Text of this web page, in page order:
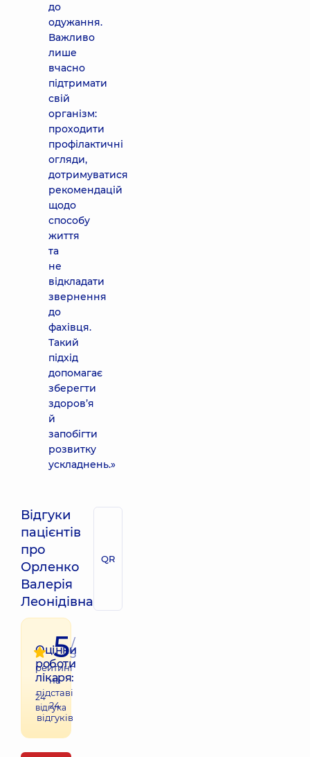
до
одужання.
Важливо
лише
вчасно
підтримати
свій
організм:
проходити
профілактичні
огляди,
дотримуватися
рекомендацій
щодо
способу
життя
та
не
відкладати
звернення
до
фахівця.
Такий
підхід
допомагає
зберегти
здоров’я
й
запобігти
розвитку
ускладнень.»
Відгуки
пацієнтів
про
Орленко
Валерія
Леонідівна
QR
Оцінки
роботи
лікаря:
24
відгука
5/
5
рейтинг
на
підставі
24
відгуків